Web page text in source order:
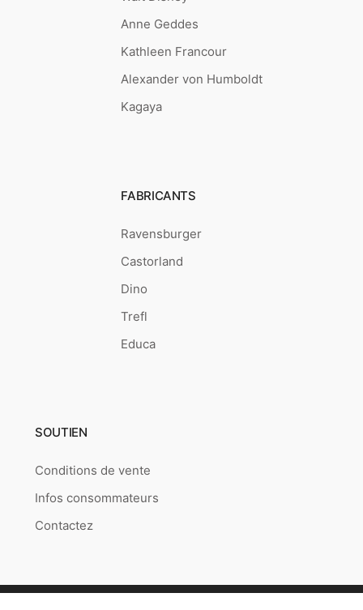
Anne Geddes
Kathleen Francour
Alexander von Humboldt
Kagaya
FABRICANTS
Ravensburger
Castorland
Dino
Trefl
Educa
SOUTIEN
Conditions de vente
Infos consommateurs
Contactez